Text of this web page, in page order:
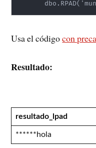
Usa el códigocon
Resultado:
resultado_lpad
******hola